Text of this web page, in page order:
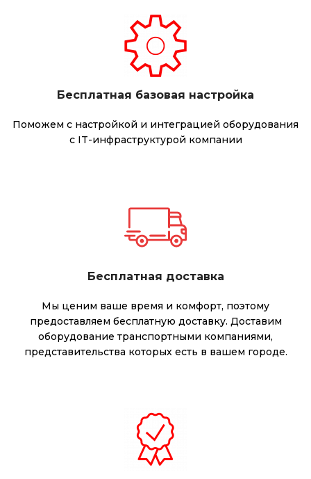
Бесплатная базовая настройка
Поможем с настройкой и интеграцией оборудования
с IT-инфраструктурой компании
Бесплатная доставка
Мы ценим ваше время и комфорт, поэтому
предоставляем бесплатную доставку. Доставим
оборудование транспортными компаниями,
представительства которых есть в вашем городе.